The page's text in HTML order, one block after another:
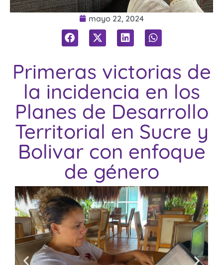
Primeras victorias de
la incidencia en los
Planes de Desarrollo
Territorial en Sucre y
Bolivar con enfoque
de género
mayo 22, 2024